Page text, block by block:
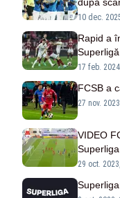
10 dec.
Rapid a
Superligă
17 feb.
FCSB a
27 nov.
VIDEO
29 oct.